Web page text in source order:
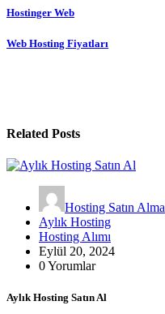
Hostinger Web
Web Hosting Fiyatları
Related Posts
Hosting Satın Alma
Aylık Hosting
Hosting Alımı
Eylül 20, 2024
0 Yorumlar
Aylık Hosting Satın Al